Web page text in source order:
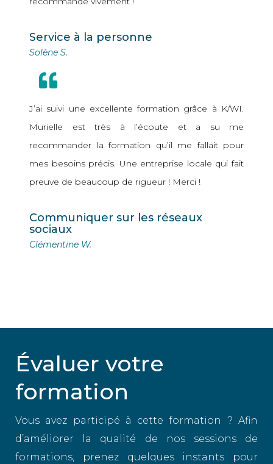
Service à la personne
Solène S.
J’ai suivi une excellente formation grâce à K/WI.
Murielle est très à l’écoute et a su me
recommander la formation qu’il me fallait pour
mes besoins précis. Une entreprise locale qui fait
preuve de beaucoup de rigueur ! Merci !
Communiquer sur les réseaux
sociaux
Clémentine W.
Évaluer votre
formation
Vous avez participé à cette formation ? Afin
d’améliorer la qualité de nos sessions de
formations, prenez quelques instants pour